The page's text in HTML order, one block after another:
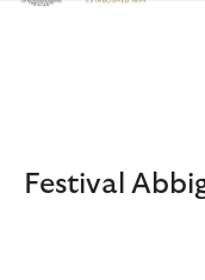
Clicca per visualizzare
Festival